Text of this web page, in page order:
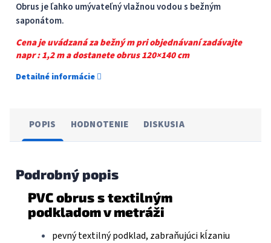
Obrus je ľahko umývateľný vlažnou vodou s bežným
saponátom.
Cena je uvádzaná za bežný m pri objednávaní zadávajte
napr : 1,2 m a dostanete obrus 120×140 cm
Detailné informácie
POPIS HODNOTENIE DISKUSIA
Podrobný popis
PVC obrus s textilným
podkladom v metráži
pevný textilný podklad, zabraňujúci kĺzaniu